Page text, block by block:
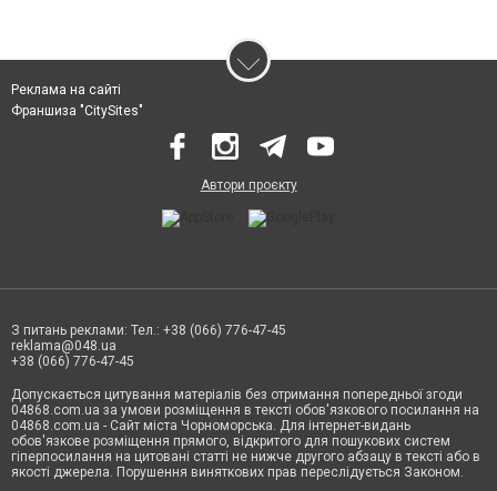
Реклама на сайті
Франшиза "CitySites"
Автори проєкту
З питань реклами: Тел.: +38 (066) 776-47-45
reklama@048.ua
+38 (066) 776-47-45
Допускається цитування матеріалів без отримання попередньої згоди
04868.com.ua за умови розміщення в тексті обов'язкового посилання на
04868.com.ua - Сайт міста Чорноморська. Для інтернет-видань
обов'язкове розміщення прямого, відкритого для пошукових систем
гіперпосилання на цитовані статті не нижче другого абзацу в тексті або в
якості джерела. Порушення виняткових прав переслідується Законом.